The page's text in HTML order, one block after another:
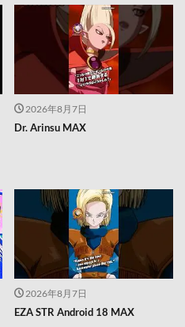
2026年8月7日
Dr. Arinsu MAX
2026年8月7日
EZA STR Android 18 MAX